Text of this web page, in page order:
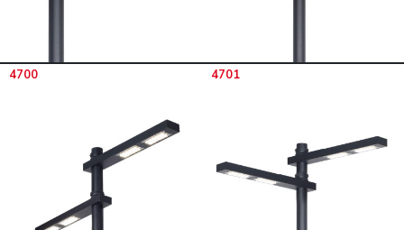
4700 4701